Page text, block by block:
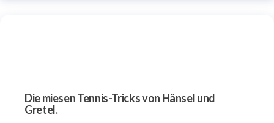
Die miesen Tennis-Tricks von Hänsel und
Gretel.